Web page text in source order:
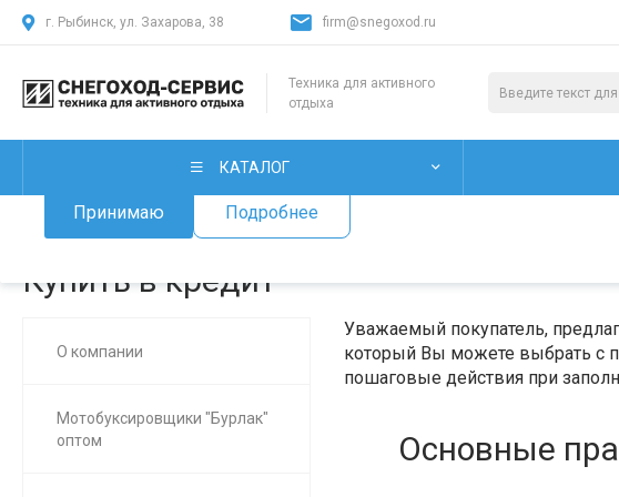
Мы используем файлы cookie, разработанные нашими специалистами и
Принимаю Подробнее
г. Рыбинск, ул. Захарова, 38 firm@snegoxod.ru
Техника для активного
отдыха
КАТАЛОГ
Главная / О нас / Купить в кредит
Купить в кредит
О компании
Мотобуксировщики "Бурлак"
оптом
Уважаемый покупатель,
который Вы можете выбрать с
пошаговые действия при
Основные